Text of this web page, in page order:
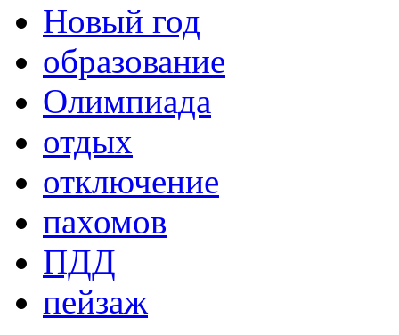
Новый год
образование
Олимпиада
отдых
отключение
пахомов
ПДД
пейзаж